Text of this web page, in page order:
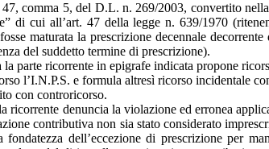
comma 5, del D.L. n. 269/2003, convertito
di cui all’art. 47 della legge n. 639/1970
maturata la prescrizione decennale
del suddetto termine di prescrizione).
la parte ricorrente in epigrafe indicata propone
l’I.N.P.S. e formula altresì ricorso incidentale
con controricorso.
ricorrente denuncia la violazione ed erronea
contributiva non sia stato considerato
fondatezza dell’eccezione di prescrizione per